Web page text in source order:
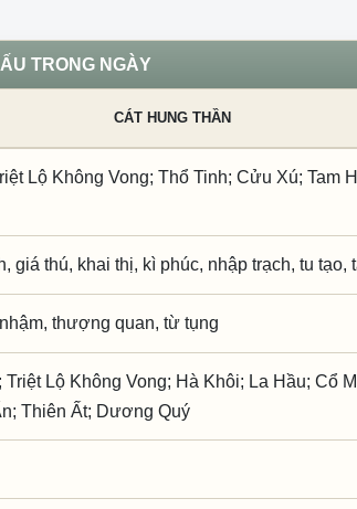
TRONG NGÀY
CÁT HUNG THẦN
Lộ Không Vong; Thổ Tinh; Cửu Xú; Tam
giá thú, khai thị, kì phúc, nhập trạch, tu tạo,
thượng quan, từ tụng
Triệt Lộ Không Vong; Hà Khôi; La Hầu; Cổ
Thiên Ất; Dương Quý